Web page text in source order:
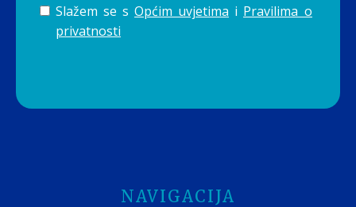
Slažem se s Općim uvjetima i Pravilima o
privatnosti
NAVIGACIJA